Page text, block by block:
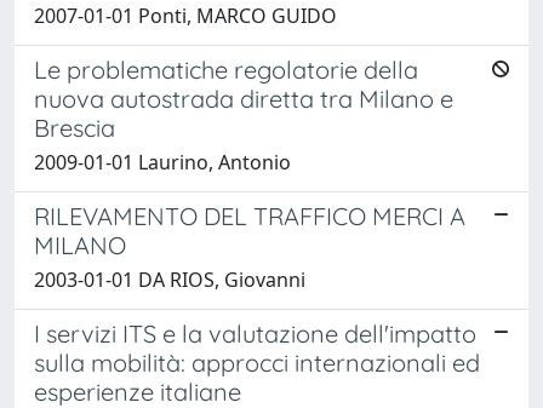
2007-01-01 Ponti, MARCO GUIDO
Le problematiche regolatorie della
nuova autostrada diretta tra Milano e
Brescia
2009-01-01 Laurino, Antonio
RILEVAMENTO DEL TRAFFICO MERCI A
MILANO
2003-01-01 DA RIOS, Giovanni
I servizi ITS e la valutazione dell'impatto
sulla mobilità: approcci internazionali ed
esperienze italiane